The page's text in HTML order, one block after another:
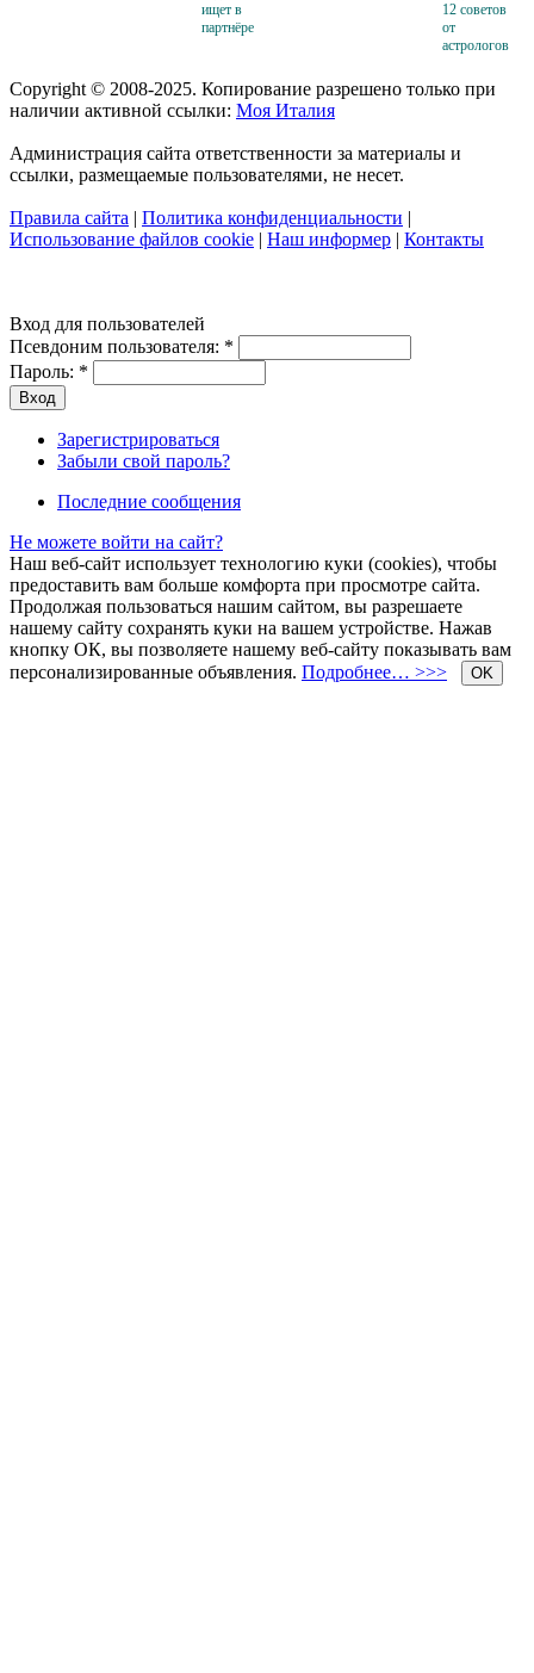
ищет в
партнёре
12 советов
от
астрологов
Copyright © 2008-2025. Копирование разрешено только при
наличии активной ссылки: Моя Италия
Администрация сайта ответственности за материалы и
ссылки, размещаемые пользователями, не несет.
Правила сайта | Политика конфиденциальности |
Использование файлов cookie | Наш информер | Контакты
Вход для пользователей
Псевдоним пользователя: *
Пароль: *
Зарегистрироваться
Забыли свой пароль?
Последние сообщения
Не можете войти на сайт?
Наш веб-сайт использует технологию куки (cookies), чтобы
предоставить вам больше комфорта при просмотре сайта.
Продолжая пользоваться нашим сайтом, вы разрешаете
нашему сайту сохранять куки на вашем устройстве. Нажав
кнопку ОК, вы позволяете нашему веб-сайту показывать вам
персонализированные объявления. Подробнее… >>> OK